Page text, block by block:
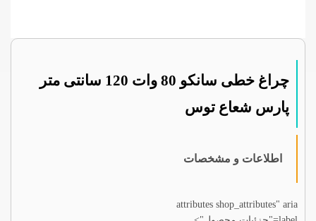
چراغ خطی سانکو 80 وات 120 سانتی متر
پارس شعاع توس
اطلاعات و مشخصات
attributes shop_attributes" aria